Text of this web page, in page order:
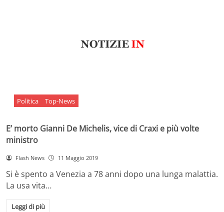
Politica Top-News
E’ morto Gianni De Michelis, vice di Craxi e più volte
ministro
Flash News 11 Maggio 2019
Si è spento a Venezia a 78 anni dopo una lunga malattia.
La usa vita…
Leggi di più